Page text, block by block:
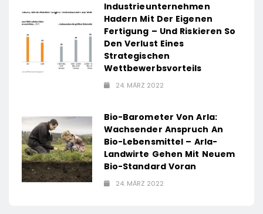
Industrieunternehmen
Hadern Mit Der Eigenen
Fertigung – Und Riskieren So
Den Verlust Eines
Strategischen
Wettbewerbsvorteils
24. MÄRZ 2022
Bio-Barometer Von Arla:
Wachsender Anspruch An
Bio-Lebensmittel – Arla-
Landwirte Gehen Mit Neuem
Bio-Standard Voran
24. MÄRZ 2022